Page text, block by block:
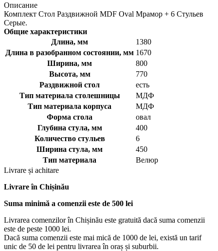
Описание
Комплект Стол Раздвижной MDF Oval Мрамор + 6 Стульев
Серые.
Общие характеристики
Длина, мм
1380
Длина в разобранном состоянии, мм 1670
Ширина, мм
800
Высота, мм
770
Раздвижной стол
есть
Тип материала столешницы
МДФ
Тип материала корпуса
МДФ
Форма стола
овал
Глубина стула, мм
400
Количество стульев
6
Ширина стула, мм
450
Тип материала
Велюр
Livrare și achitare
Livrareîn Chișinău
Suma minimă a comenzii este de 500 lei
Livrarea comenzilor în Chișinău este gratuită dacă suma comenzii
este de peste 1000 lei.
Dacă suma comenzii este mai mică de 1000 de lei, există un tarif
unic de 50 de lei pentru livrarea în oraș și suburbii.